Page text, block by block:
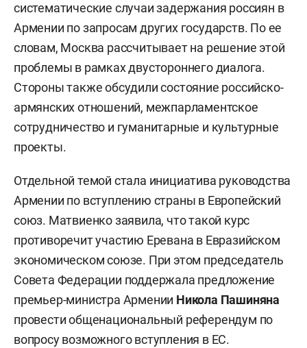
систематические случаи задержания россиян в
Армении по запросам других государств. По ее
словам, Москва рассчитывает на решение этой
проблемы в рамках двустороннего диалога.
Стороны также обсудили состояние российско-
армянских отношений, межпарламентское
сотрудничество и гуманитарные и культурные
проекты.
Отдельной темой стала инициатива руководства
Армении по вступлению страны в Европейский
союз. Матвиенко заявила, что такой курс
противоречит участию Еревана в Евразийском
экономическом союзе. При этом председатель
Совета Федерации поддержала предложение
премьер-министра Армении Никола Пашиняна
провести общенациональный референдум по
вопросу возможного вступления в ЕС.